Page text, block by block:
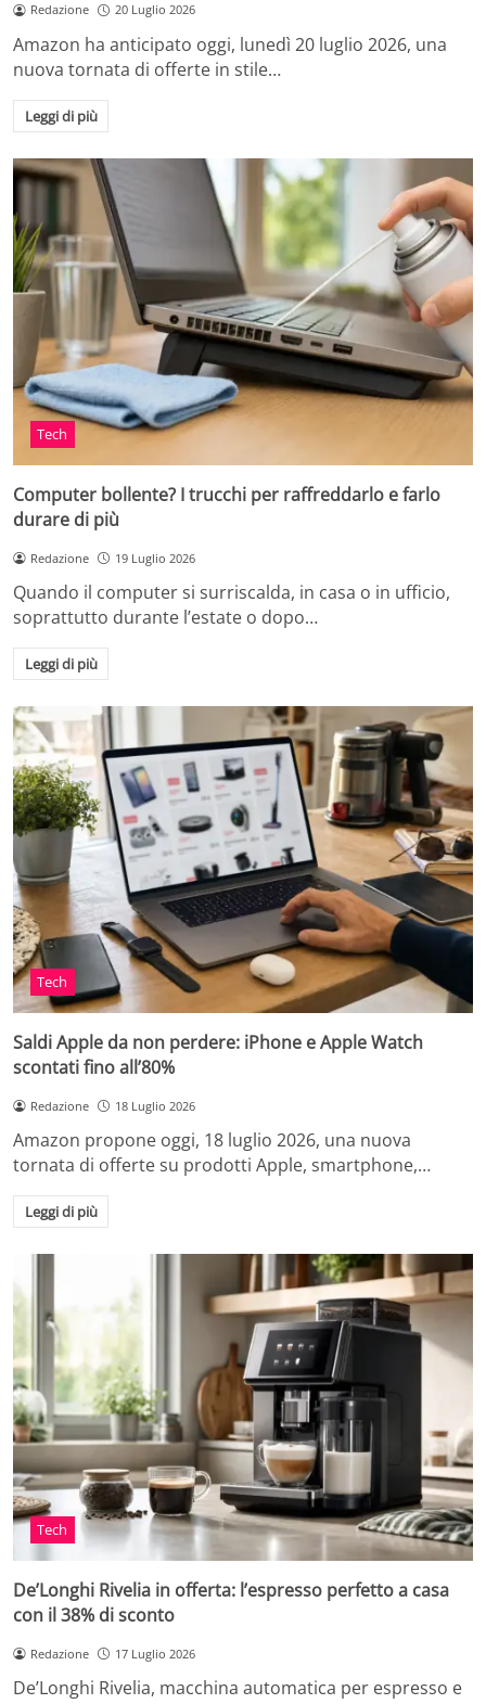
Redazione 20 Luglio 2026
Amazon ha anticipato oggi, lunedì 20 luglio 2026, una
nuova tornata di offerte in stile…
Leggi di più
Tech
Computer bollente? I trucchi per raffreddarlo e farlo
durare di più
Redazione 19 Luglio 2026
Quando il computer si surriscalda, in casa o in ufficio,
soprattutto durante l’estate o dopo…
Leggi di più
Tech
Saldi Apple da non perdere: iPhone e Apple Watch
scontati fino all’80%
Redazione 18 Luglio 2026
Amazon propone oggi, 18 luglio 2026, una nuova
tornata di offerte su prodotti Apple, smartphone,…
Leggi di più
Tech
De’Longhi Rivelia in offerta: l’espresso perfetto a casa
con il 38% di sconto
Redazione 17 Luglio 2026
De’Longhi Rivelia, macchina automatica per espresso e